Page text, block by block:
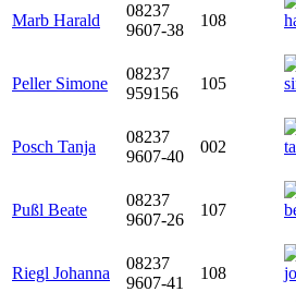
Marb Harald
08237
9607-38
108
Peller Simone
08237
959156
105
Posch Tanja
08237
9607-40
002
Pußl Beate
08237
9607-26
107
Riegl Johanna
08237
9607-41
108